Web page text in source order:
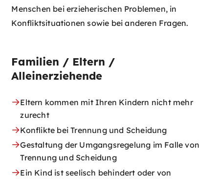
Menschen bei erzieherischen Problemen, in
Konfliktsituationen sowie bei anderen Fragen.
Familien / Eltern /
Alleinerziehende
Eltern kommen mit Ihren Kindern nicht mehr
zurecht
Konflikte bei Trennung und Scheidung
Gestaltung der Umgangsregelung im Falle von
Trennung und Scheidung
Ein Kind ist seelisch behindert oder von